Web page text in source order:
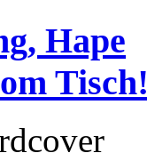
Hape
Tisch!